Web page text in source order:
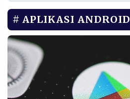
RUBRIKASI
EDITORIAL AKSARA
FINANSIA
DAERAH NASIONAL
MANCA SPORT
APLIKASI ANDROID